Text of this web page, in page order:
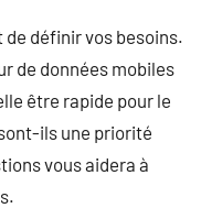
définir vos besoins.
de données mobiles
être rapide pour le
ils une priorité
vous aidera à